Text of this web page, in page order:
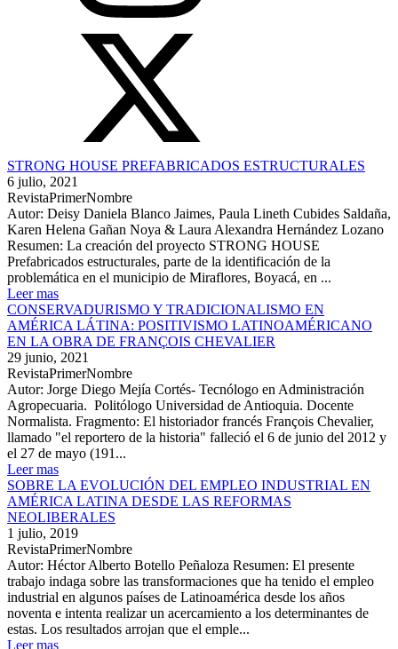
STRONG HOUSE PREFABRICADOS ESTRUCTURALES
6 julio, 2021
RevistaPrimerNombre
Autor: Deisy Daniela Blanco Jaimes, Paula Lineth Cubides Saldaña,
Karen Helena Gañan Noya & Laura Alexandra Hernández Lozano
Resumen: La creación del proyecto STRONG HOUSE
Prefabricados estructurales, parte de la identificación de la
problemática en el municipio de Miraflores, Boyacá, en ...
Leer mas
CONSERVADURISMO Y TRADICIONALISMO EN
AMÉRICA LÁTINA: POSITIVISMO LATINOAMÉRICANO
EN LA OBRA DE FRANÇOIS CHEVALIER
29 junio, 2021
RevistaPrimerNombre
Autor: Jorge Diego Mejía Cortés- Tecnólogo en Administración
Agropecuaria. Politólogo Universidad de Antioquia. Docente
Normalista. Fragmento: El historiador francés François Chevalier,
llamado "el reportero de la historia" falleció el 6 de junio del 2012 y
el 27 de mayo (191...
Leer mas
SOBRE LA EVOLUCIÓN DEL EMPLEO INDUSTRIAL EN
AMÉRICA LATINA DESDE LAS REFORMAS
NEOLIBERALES
1 julio, 2019
RevistaPrimerNombre
Autor: Héctor Alberto Botello Peñaloza Resumen: El presente
trabajo indaga sobre las transformaciones que ha tenido el empleo
industrial en algunos países de Latinoamérica desde los años
noventa e intenta realizar un acercamiento a los determinantes de
estas. Los resultados arrojan que el emple...
Leer mas